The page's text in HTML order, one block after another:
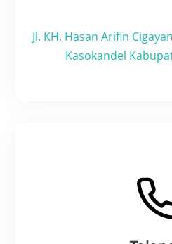
Jl. KH. Hasan Arifin
Kasokandel